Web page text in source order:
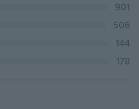
901
506
144
178